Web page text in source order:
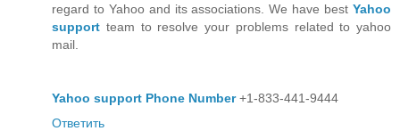
regard to Yahoo and its associations. We have best Yahoo
support team to resolve your problems related to yahoo
mail.
Yahoo support Phone Number+1-833-441-9444
Ответить